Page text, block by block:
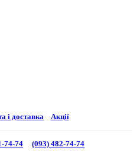
і доставка Акції
74-74
(093) 482-74-74